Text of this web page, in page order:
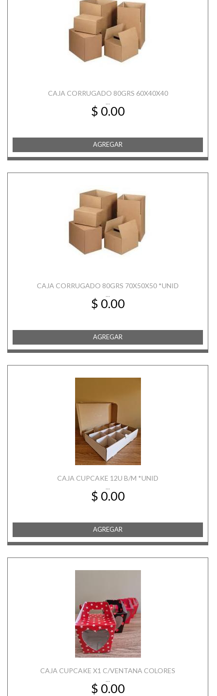
CAJA CORRUGADO 80GRS 60X40X40
...
$ 0.00
AGREGAR
CAJA CORRUGADO 80GRS 70X50X50 *UNID
...
$ 0.00
AGREGAR
CAJA CUPCAKE 12U B/M *UNID
...
$ 0.00
AGREGAR
CAJA CUPCAKE X1 C/VENTANA COLORES
...
$ 0.00